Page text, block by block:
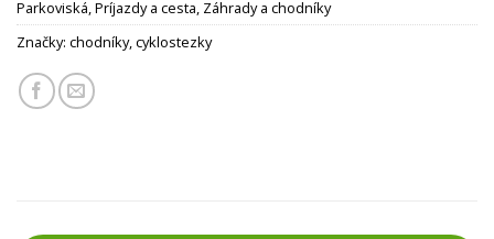
Parkoviská,Príjazdy a cesta, Záhrady a chodníky
Značky: chodníky,cyklostezky